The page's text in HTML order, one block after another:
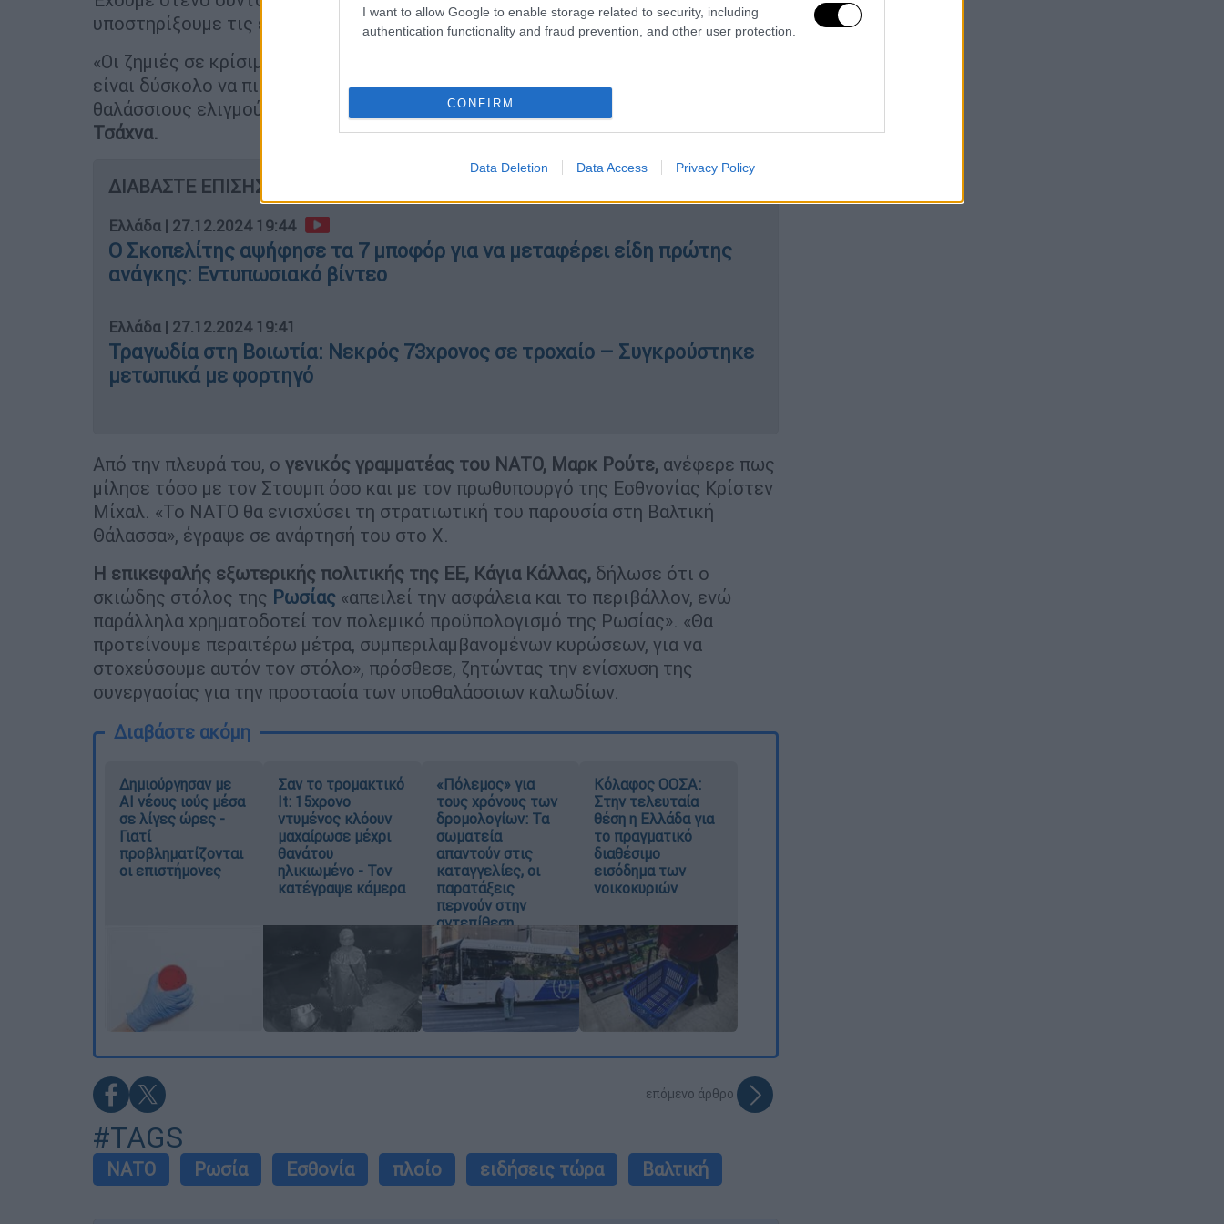
I want to allow Google to enable storage related to security, including
authentication functionality and fraud prevention, and other user protection.
CONFIRM
Data Deletion Data Access Privacy Policy
υποστηρίξουμε τις έρευνές τους.
«Οι ζημιές σε κρίσιμες υποθαλάσσιες υποδομές έχουν γίνει τόσο συχνές που
είναι δύσκολο να πιστέψουμε ότι πρόκειται για ατυχήματα ή απλώς για κακούς
θαλάσσιους ελιγμούς», δήλωσε ο
Εσθονός υπουργός Εξωτερικών, Μάργκους
Τσάχνα.
ΔΙΑΒΑΣΤΕ ΕΠΙΣΗΣ
Ελλάδα | 27.12.2024 19:44
Ο Σκοπελίτης αψήφησε τα 7 μποφόρ για να μεταφέρει είδη πρώτης
ανάγκης: Εντυπωσιακό βίντεο
Ελλάδα | 27.12.2024 19:41
Τραγωδία στη Βοιωτία: Νεκρός 73χρονος σε τροχαίο – Συγκρούστηκε
μετωπικά με φορτηγό
Από την πλευρά του, ο γενικός γραμματέας του ΝΑΤΟ, Μαρκ Ρούτε, ανέφερε πως
μίλησε τόσο με τον Στουμπ όσο και με τον πρωθυπουργό της Εσθνονίας Κρίστεν
Μίχαλ. «Το ΝΑΤΟ θα ενισχύσει τη στρατιωτική του παρουσία στη Βαλτική
Θάλασσα», έγραψε σε ανάρτησή του στο X.
Η επικεφαλής εξωτερικής πολιτικής της ΕΕ, Κάγια Κάλλας, δήλωσε ότι ο
σκιώδης στόλος της Ρωσίας «απειλεί την ασφάλεια και το περιβάλλον, ενώ
παράλληλα χρηματοδοτεί τον πολεμικό προϋπολογισμό της Ρωσίας». «Θα
προτείνουμε περαιτέρω μέτρα, συμπεριλαμβανομένων κυρώσεων, για να
στοχεύσουμε αυτόν τον στόλο», πρόσθεσε, ζητώντας την ενίσχυση της
συνεργασίας για την προστασία των υποθαλάσσιων καλωδίων.
Διαβάστε ακόμη
Δημιούργησαν με
AI νέους ιούς μέσα
σε λίγες ώρες -
Γιατί
προβληματίζονται
οι επιστήμονες
Σαν το τρομακτικό
It: 15χρονο
ντυμένος κλόουν
μαχαίρωσε μέχρι
θανάτου
ηλικιωμένο - Τον
κατέγραψε κάμερα
«Πόλεμος» για
τους χρόνους των
δρομολογίων: Τα
σωματεία
απαντούν στις
καταγγελίες, οι
παρατάξεις
περνούν στην
αντεπίθεση
Κόλαφος ΟΟΣΑ:
Στην τελευταία
θέση η Ελλάδα για
το πραγματικό
διαθέσιμο
εισόδημα των
νοικοκυριών
επόμενο άρθρο
#TAGS
ΝΑΤΟ Ρωσία Εσθονία πλοίο ειδήσεις τώρα Βαλτική